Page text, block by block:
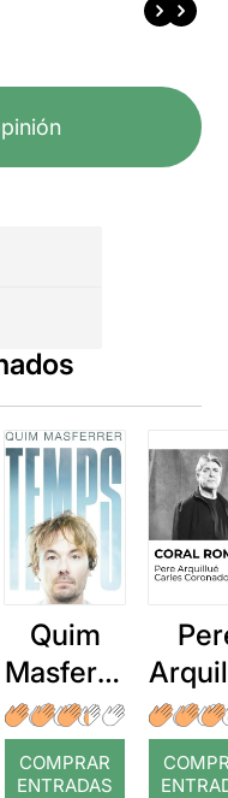
Quim
Masferre
r: Temps
COMPRAR
ENTRADAS
: